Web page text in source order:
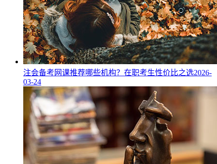
注会备考网课推荐哪些机构？在职考生性价比之选2026-
03-24